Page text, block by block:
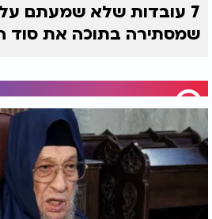
7 עובדות שלא שמעתם
שמסתירה בתוכה את סוד